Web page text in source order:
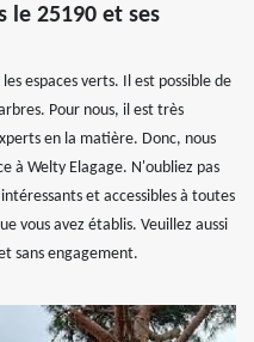
le 25190 et ses
espaces verts. Il est possible de
Pour nous, il est très
en la matière. Donc, nous
à Welty Elagage. N'oubliez pas
et accessibles à toutes
vous avez établis. Veuillez aussi
sans engagement.